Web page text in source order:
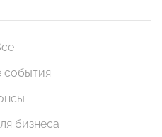
события
бизнеса